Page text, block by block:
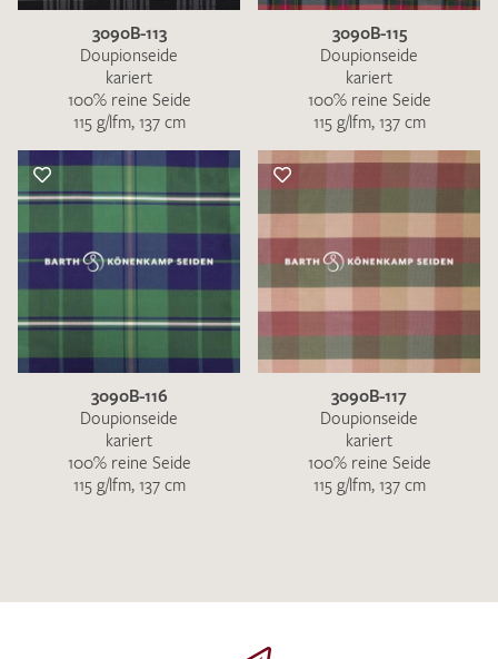
3090B-113
Doupionseide
kariert
100% reine Seide
115 g/lfm, 137 cm
3090B-115
Doupionseide
kariert
100% reine Seide
115 g/lfm, 137 cm
3090B-116
Doupionseide
kariert
100% reine Seide
115 g/lfm, 137 cm
3090B-117
Doupionseide
kariert
100% reine Seide
115 g/lfm, 137 cm